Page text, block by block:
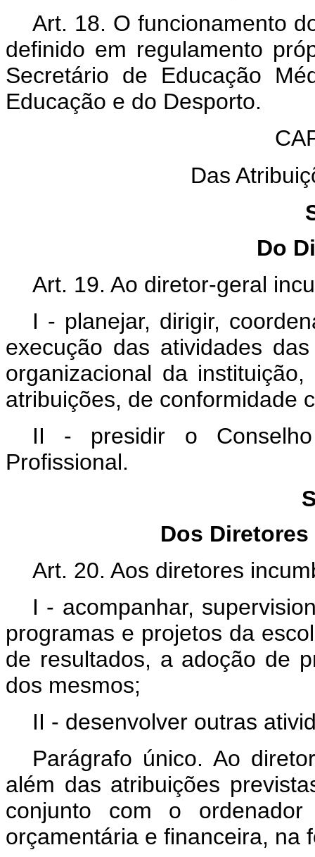
Art. 18. O funcionamento
definido em regulamento
Secretário de Educação
Educação e do Desporto.
Das
Do
Art. 19. Ao diretor-geral
I - planejar, dirigir,
execução das atividades
organizacional da
atribuições, de conformidade
II - presidir o
Profissional.
Dos
Art. 20. Aos diretores
I - acompanhar,
programas e projetos da
de resultados, a adoção de
dos mesmos;
II - desenvolver outras
Parágrafo único. Ao
além das atribuições
conjunto com o
orçamentária e financeira, na